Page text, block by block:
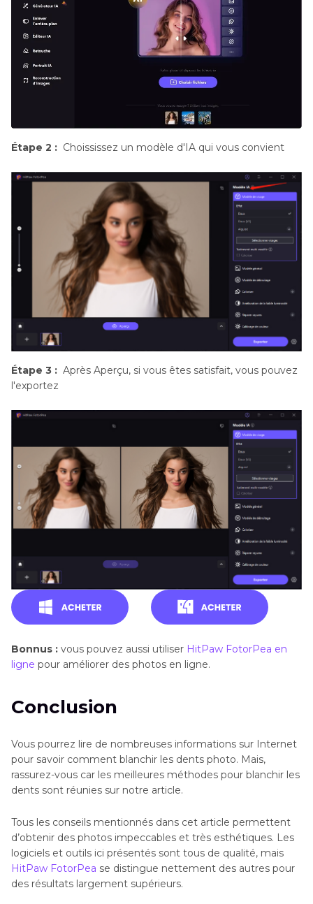
Étape 2 : Choississez un modèle d'IA qui vous convient
Étape 3 : Après Aperçu, si vous êtes satisfait, vous pouvez
l'exportez
Bonnus : vous pouvez aussi utiliser HitPaw FotorPea en
ligne pour améliorer des photos en ligne.
Conclusion
Vous pourrez lire de nombreuses informations sur Internet
pour savoir comment blanchir les dents photo. Mais,
rassurez-vous car les meilleures méthodes pour blanchir les
dents sont réunies sur notre article.
Tous les conseils mentionnés dans cet article permettent
d’obtenir des photos impeccables et très esthétiques. Les
logiciels et outils ici présentés sont tous de qualité, mais
HitPaw FotorPea se distingue nettement des autres pour
des résultats largement supérieurs.